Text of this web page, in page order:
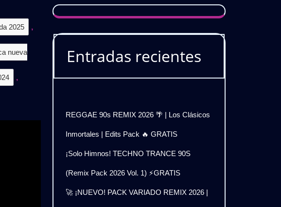
2025 ,
nueva
,
Entradas recientes
REGGAE 90s REMIX 2026 🌴 | Los Clásicos
Inmortales | Edits Pack 🔥 GRATIS
¡Solo Himnos! TECHNO TRANCE 90S
(Remix Pack 2026 Vol. 1) ⚡GRATIS
🚀 ¡NUEVO! PACK VARIADO REMIX 2026 |